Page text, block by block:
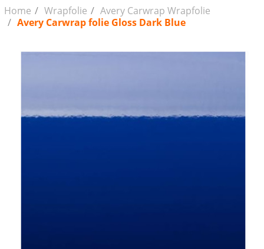
Home Wrapfolie
Avery Carwrap Wrapfolie
Avery Carwrap folie Gloss Dark Blue